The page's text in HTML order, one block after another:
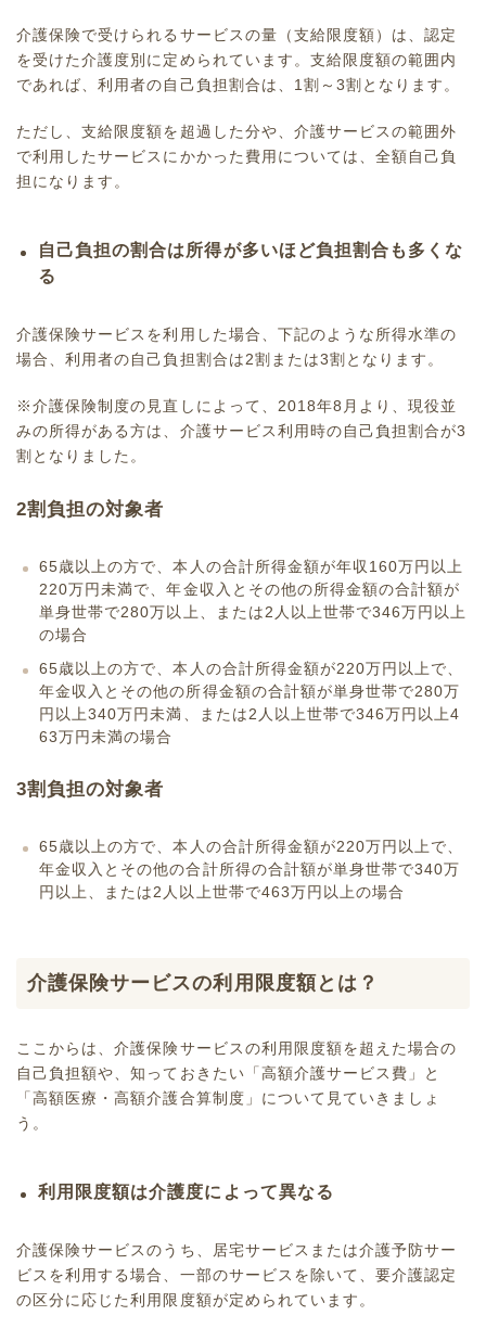
介護保険で受けられるサービスの量（支給限度額）は、認定
を受けた介護度別に定められています。支給限度額の範囲内
であれば、利用者の自己負担割合は、1割～3割となります。
ただし、支給限度額を超過した分や、介護サービスの範囲外
で利用したサービスにかかった費用については、全額自己負
担になります。
自己負担の割合は所得が多いほど負担割合も多くな
る
介護保険サービスを利用した場合、下記のような所得水準の
場合、利用者の自己負担割合は2割または3割となります。
※介護保険制度の見直しによって、2018年8月より、現役並
みの所得がある方は、介護サービス利用時の自己負担割合が3
割となりました。
2割負担の対象者
65歳以上の方で、本人の合計所得金額が年収160万円以上
220万円未満で、年金収入とその他の所得金額の合計額が
単身世帯で280万以上、または2人以上世帯で346万円以上
の場合
65歳以上の方で、本人の合計所得金額が220万円以上で、
年金収入とその他の所得金額の合計額が単身世帯で280万
円以上340万円未満、または2人以上世帯で346万円以上4
63万円未満の場合
3割負担の対象者
65歳以上の方で、本人の合計所得金額が220万円以上で、
年金収入とその他の合計所得の合計額が単身世帯で340万
円以上、または2人以上世帯で463万円以上の場合
介護保険サービスの利用限度額とは？
ここからは、介護保険サービスの利用限度額を超えた場合の
自己負担額や、知っておきたい「高額介護サービス費 」と
「高額医療・高額介護合算制度」について見ていきましょ
う。
利用限度額は介護度によって異なる
介護保険サービスのうち、居宅サービスまたは介護予防サー
ビス を利用する場合、一部のサービスを除いて、要介護認定
の区分に応じた利用限度額が定められています。